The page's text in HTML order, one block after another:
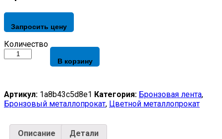
Запросить цену
Бронзовая
лента
х/
к
quantity
Количество
В корзину
Артикул: 1a8b43c5d8e1 Категория: Бронзовая лента,
Бронзовый металлопрокат, Цветной металлопрокат
Описание Детали